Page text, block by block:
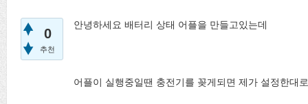
0
추천
안녕하세요 배터리 상태 어플을 만들고있는데
어플이 실행중일땐 충전기를 꽂게되면 제가 설정한대